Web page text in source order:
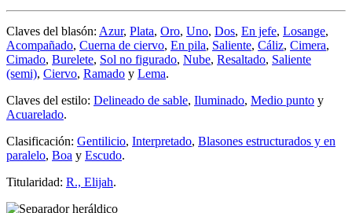
Claves del blasón: Azur, Plata, Oro, Uno, Dos, En jefe, Losange,
Acompañado, Cuerna de ciervo, En pila, Saliente, Cáliz, Cimera,
Cimado, Burelete, Sol no figurado, Nube, Resaltado, Saliente
(semi), Ciervo, Ramado y Lema.
Claves del estilo: Delineado de sable, Iluminado, Medio punto y
Acuarelado.
Clasificación: Gentilicio, Interpretado, Blasones estructurados y en
paralelo, Boa y Escudo.
Titularidad: R., Elijah.